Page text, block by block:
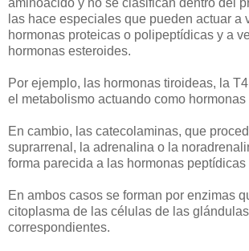
las hace especiales que pueden actuar a
hormonas proteicas o polipeptídicas y a
hormonas esteroides.
Por ejemplo, las hormonas tiroideas, la
el metabolismo actuando como hormonas
En cambio, las catecolaminas, que
suprarrenal, la adrenalina o la
forma parecida a las hormonas peptídicas
En ambos casos se forman por enzimas
citoplasma de las células de las glándulas
correspondientes.